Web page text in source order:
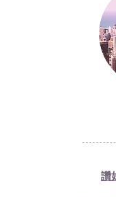
讚